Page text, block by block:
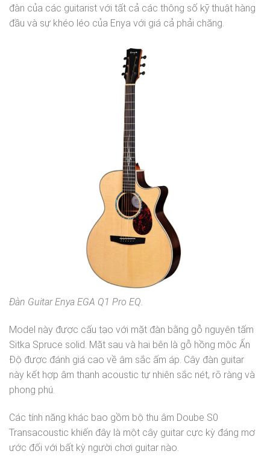
đàn của các guitarist với tất cả các thông số kỹ thuật hàng
đầu và sự khéo léo của Enya với giá cả phải chăng.
Đàn Guitar Enya EGA Q1 Pro EQ.
Model này được cấu tạo với mặt đàn bằng gỗ nguyên tấm
Sitka Spruce solid. Mặt sau và hai bên là gỗ hồng mộc Ấn
Độ được đánh giá cao về âm sắc ấm áp. Cây đàn guitar
này kết hợp âm thanh acoustic tự nhiên sắc nét, rõ ràng và
phong phú.
Các tính năng khác bao gồm bộ thu âm Doube S0
Transacoustic khiến đây là một cây guitar cực kỳ đáng mơ
ước đối với bất kỳ người chơi guitar nào.